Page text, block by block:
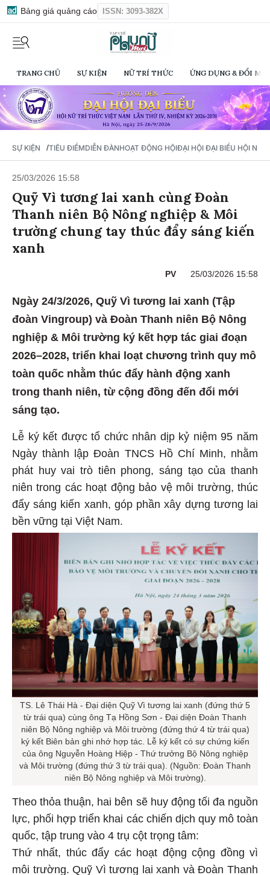
Bảng giá quảng cáo ISSN: 3093-382X
TRANG CHỦ SỰ KIỆN NỮ TRÍ THỨC ỨNG DỤNG & ĐỔI
SỰ KIỆN /TIÊU ĐIỂMDIỄN ĐÀNHOẠT ĐỘNG HỘIĐẠI HỘI ĐẠI BIỂU HỘI NỮ
25/03/2026 15:58
Quỹ Vì tương lai xanh cùng Đoàn
Thanh niên Bộ Nông nghiệp & Môi
trường chung tay thúc đẩy sáng kiến
xanh
PV 25/03/2026 15:58
Ngày 24/3/2026, Quỹ Vì tương lai xanh (Tập
đoàn Vingroup) và Đoàn Thanh niên Bộ Nông
nghiệp & Môi trường ký kết hợp tác giai đoạn
2026–2028, triển khai loạt chương trình quy mô
toàn quốc nhằm thúc đẩy hành động xanh
trong thanh niên, từ cộng đồng đến đổi mới
sáng tạo.
Lễ ký kết được tổ chức nhân dịp kỷ niệm 95 năm
Ngày thành lập Đoàn TNCS Hồ Chí Minh, nhằm
phát huy vai trò tiên phong, sáng tạo của thanh
niên trong các hoạt động bảo vệ môi trường, thúc
đẩy sáng kiến xanh, góp phần xây dựng tương lai
bền vững tại Việt Nam.
TS. Lê Thái Hà - Đại diện Quỹ Vì tương lai xanh (đứng thứ 5
từ trái qua) cùng ông Tạ Hồng Sơn - Đại diện Đoàn Thanh
niên Bộ Nông nghiệp và Môi trường (đứng thứ 4 từ trái qua)
ký kết Biên bản ghi nhớ hợp tác. Lễ ký kết có sự chứng kiến
của ông Nguyễn Hoàng Hiệp - Thứ trưởng Bộ Nông nghiệp
và Môi trường (đứng thứ 3 từ trái qua). (Nguồn: Đoàn Thanh
niên Bộ Nông nghiệp và Môi trường).
Theo thỏa thuận, hai bên sẽ huy động tối đa nguồn
lực, phối hợp triển khai các chiến dịch quy mô toàn
quốc, tập trung vào 4 trụ cột trọng tâm:
Thứ nhất, thúc đẩy các hoạt động cộng đồng vì
môi trường. Quỹ Vì tương lai xanh và Đoàn Thanh